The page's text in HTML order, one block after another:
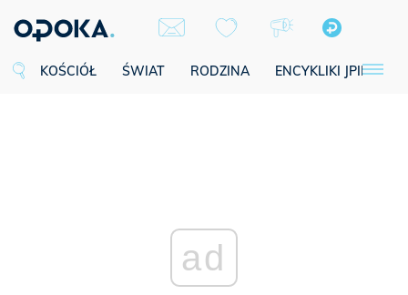
KOŚCIÓŁ ŚWIAT RODZINA ENCYKLIKI JPII
ad